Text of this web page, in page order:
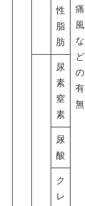
痛
風
な
ど
の
有
無
性
脂
肪
尿
素
窒
素
尿
酸
ク
レ